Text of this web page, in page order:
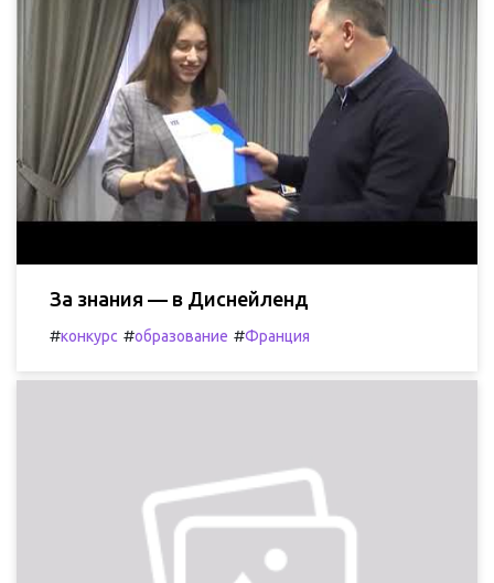
За знания — в Диснейленд
#конкурс #образование #Франция